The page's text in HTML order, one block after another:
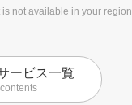
not available in your region.
ービス一覧